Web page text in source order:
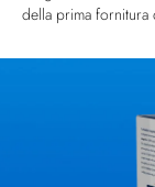
della prima fornitura